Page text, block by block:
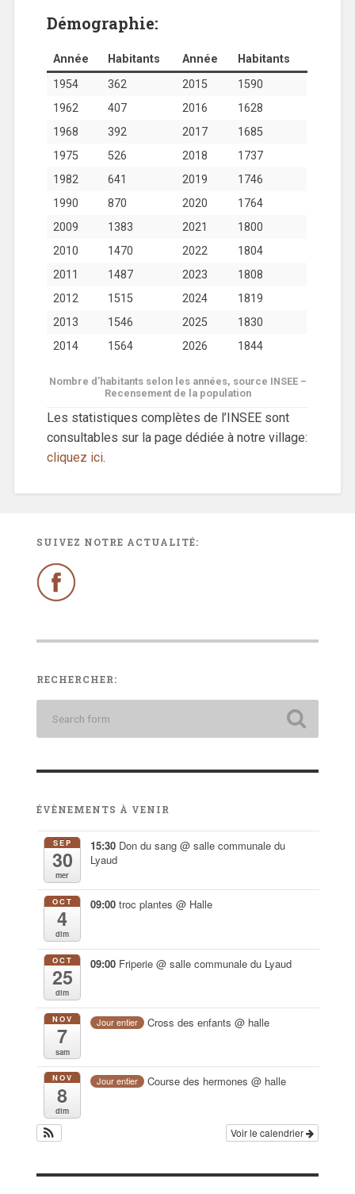
Démographie:
Année Habitants Année
Habitants
1954
362 2015
1590
1962
407 2016
1628
1968
392 2017
1685
1975
526 2018
1737
1982
641 2019
1746
1990
870 2020
1764
2009
1383 2021
1800
2010
1470 2022
1804
2011
1487 2023
1808
2012
1515 2024
1819
2013
1546 2025
1830
2014
1564 2026 1844
Nombre d’habitants selon les années, source INSEE –
Recensement de la population
Les statistiques complètes de l’INSEE sont
consultables sur la page dédiée à notre village:
cliquez ici.
SUIVEZ NOTRE ACTUALITÉ:
RECHERCHER:
ÉVÈNEMENTS À VENIR
SEP
30
mer
15:30 Don du sang@ salle communale du
Lyaud
OCT
4
dim
09:00troc plantes@ Halle
OCT
25
dim
09:00 Friperie@ salle communale du Lyaud
NOV
7
sam
Jour entier Cross des enfants @ halle
NOV
8
dim
Jour entier Course des hermones @ halle
Voir le calendrier